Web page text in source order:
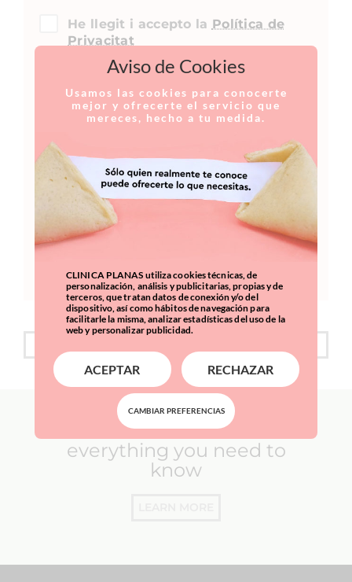
He llegit i accepto la Política de
Privacitat
obtenir resposta mèdica sobre una
cirurgia i/o tractament realitzat a un altre
centre té cost.
SOL•LICITAR ARA
INFORMACIÓ SOBRE PROTECCIÓ DE
DADES DE CLÍNICA PLANAS
FES CLIC
International Patients:
everything you need to
know
Aviso de Cookies
Usamos las cookies para conocerte
mejor y ofrecerte el servicio que
mereces, hecho a tu medida.
CLINICA PLANAS utiliza cookies técnicas, de
personalización, análisis y publicitarias, propias y de
terceros, que tratan datos de conexión y/o del
dispositivo, así como hábitos de navegación para
facilitarle la misma, analizar estadísticas del uso de la
web y personalizar publicidad.
ACEPTAR RECHAZAR
CAMBIAR PREFERENCIAS